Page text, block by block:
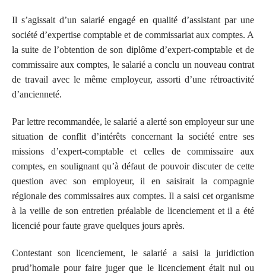
Il s’agissait d’un salarié engagé en qualité d’assistant par une
société d’expertise comptable et de commissariat aux comptes. A
la suite de l’obtention de son diplôme d’expert-comptable et de
commissaire aux comptes, le salarié a conclu un nouveau contrat
de travail avec le même employeur, assorti d’une rétroactivité
d’ancienneté.
Par lettre recommandée, le salarié a alerté son employeur sur une
situation de conflit d’intérêts concernant la société entre ses
missions d’expert-comptable et celles de commissaire aux
comptes, en soulignant qu’à défaut de pouvoir discuter de cette
question avec son employeur, il en saisirait la compagnie
régionale des commissaires aux comptes. Il a saisi cet organisme
à la veille de son entretien préalable de licenciement et il a été
licencié pour faute grave quelques jours après.
Contestant son licenciement, le salarié a saisi la juridiction
prud’homale pour faire juger que le licenciement était nul ou